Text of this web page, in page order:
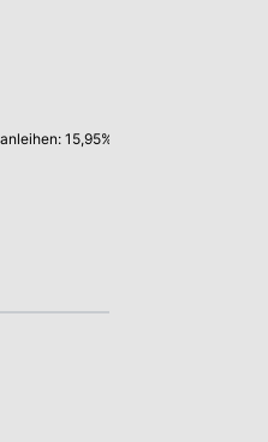
15,95%